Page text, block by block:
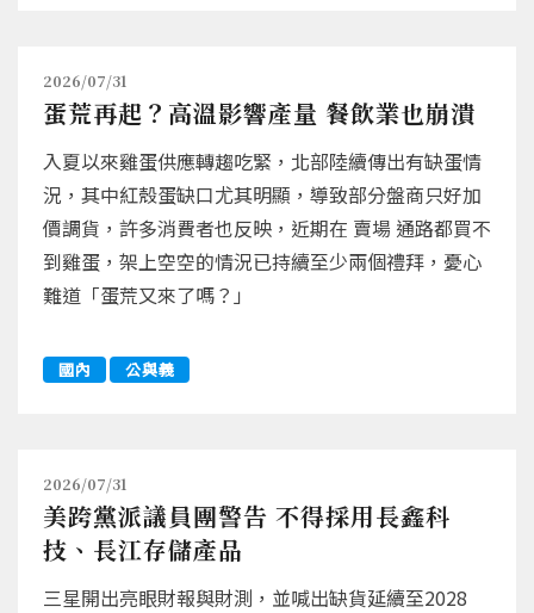
2026/07/31
蛋荒再起？高溫影響產量 餐飲業也崩潰
入夏以來雞蛋供應轉趨吃緊，北部陸續傳出有缺蛋情
況，其中紅殼蛋缺口尤其明顯，導致部分盤商只好加
價調貨，許多消費者也反映，近期在 賣場 通路都買不
到雞蛋，架上空空的情況已持續至少兩個禮拜，憂心
難道「蛋荒又來了嗎？」
國內 公與義
2026/07/31
美跨黨派議員團警告 不得採用長鑫科
技、長江存儲產品
三星開出亮眼財報與財測，並喊出缺貨延續至2028